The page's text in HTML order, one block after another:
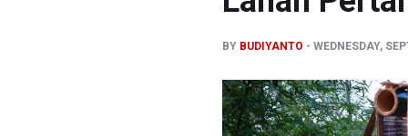
BY BUDIYANTO WEDNESDAY,